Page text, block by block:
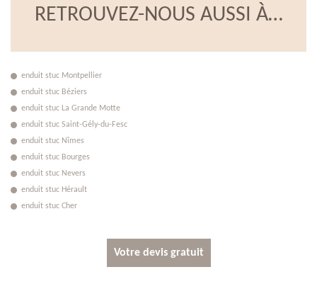
RETROUVEZ-NOUS AUSSI À…
enduit stuc Montpellier
enduit stuc Béziers
enduit stuc La Grande Motte
enduit stuc Saint-Gély-du-Fesc
enduit stuc Nîmes
enduit stuc Bourges
enduit stuc Nevers
enduit stuc Hérault
enduit stuc Cher
Votre devis gratuit